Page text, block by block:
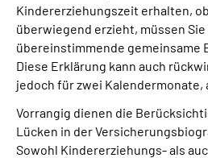
Kindererziehungszeit erhalten,
überwiegend erzieht, müssen
übereinstimmende gemeinsame
Diese Erklärung kann auch
jedoch für zwei Kalendermonate,
Vorrangig dienen die
Lücken in der
Sowohl Kindererziehungs- als